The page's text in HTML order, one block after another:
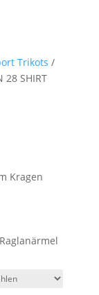
Trikots /
28 SHIRT
Kragen